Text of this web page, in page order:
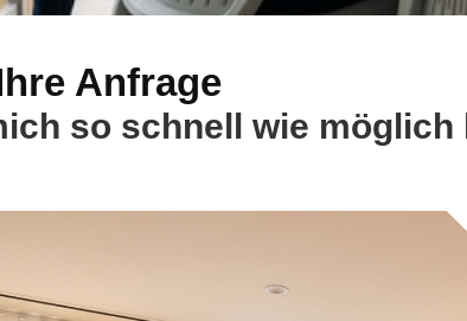
Anfrage
so schnell wie möglich